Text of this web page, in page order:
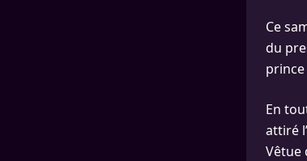
Ce
du
En
attiré
Vêtue